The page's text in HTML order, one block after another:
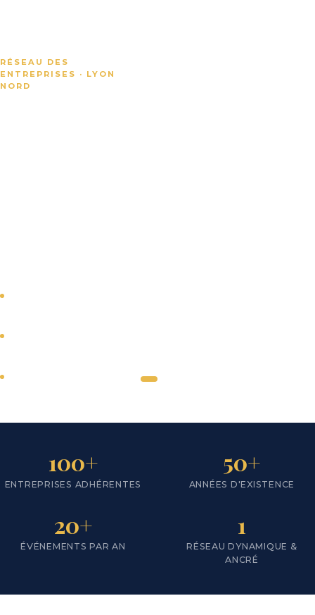
RÉSEAU DES
ENTREPRISES · LYON
NORD
Notre
100+
ENTREPRISES ADHÉRENTES
50+
ANNÉES D'EXISTENCE
20+
ÉVÉNEMENTS PAR AN
1
RÉSEAU DYNAMIQUE &
ANCRÉ